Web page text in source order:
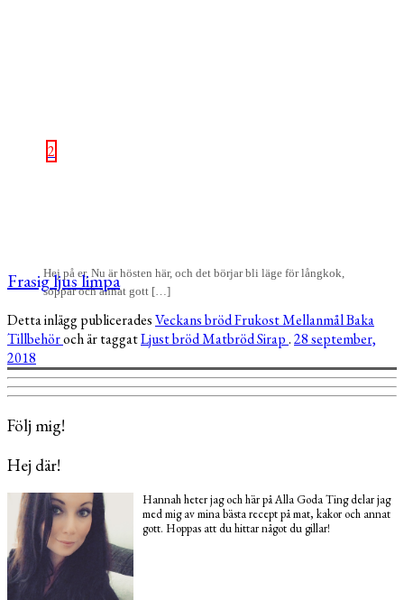
2
Hej på er, Nu är hösten här, och det börjar bli läge för långkok,
soppar och annat gott […]
Frasig ljus limpa
Detta inlägg publiceradesVeckans brödFrukostMellanmålBaka
Tillbehöroch är taggatLjust brödMatbrödSirap.28 september,
2018
Följ mig!
Hej där!
Hannah heter jag och här på Alla Goda Ting delar jag
med mig av mina bästa recept på mat, kakor och annat
gott. Hoppas att du hittar något du gillar!